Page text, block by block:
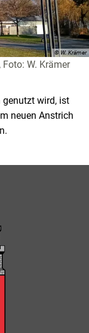
© W. Krämer
W. Krämer
genutzt wird, ist
neuen Anstrich